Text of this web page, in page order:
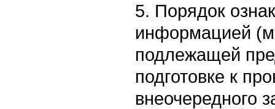
5. Порядок
информацией
подлежащей
подготовке к
внеочередного